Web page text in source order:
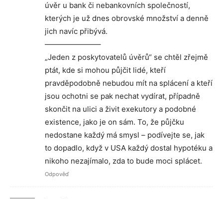
úvěr u bank či nebankovních společností,
kterých je už dnes obrovské množství a denně
jich navíc přibývá.
———————–
„Jeden z poskytovatelů úvěrů“ se chtěl zřejmě
ptát, kde si mohou půjčit lidé, kteří
pravděpodobně nebudou mít na splácení a kteří
jsou ochotni se pak nechat vydírat, případně
skončit na ulici a živit exekutory a podobné
existence, jako je on sám. To, že půjčku
nedostane každý má smysl – podívejte se, jak
to dopadlo, když v USA každý dostal hypotéku a
nikoho nezajímalo, zda to bude moci splácet.
Odpověď